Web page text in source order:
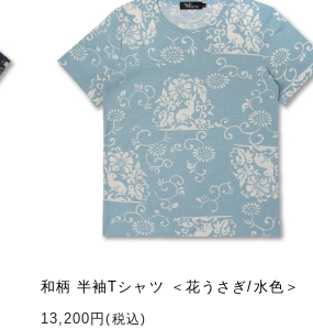
和柄 半袖Tシャツ ＜花うさぎ/水色＞
13,200円(税込)